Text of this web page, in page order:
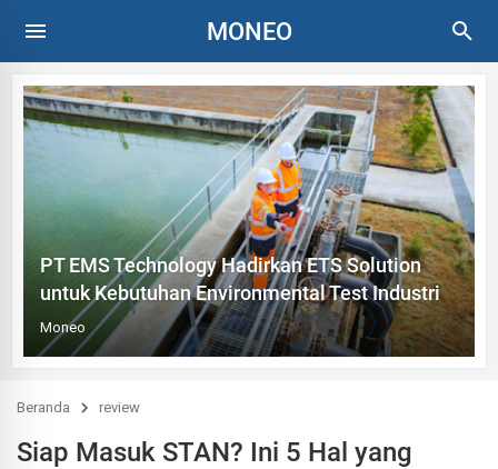
MONEO
PT EMS Technology Hadirkan ETS Solution
untuk Kebutuhan Environmental Test Industri
Moneo
Beranda review
Siap Masuk STAN? Ini 5 Hal yang